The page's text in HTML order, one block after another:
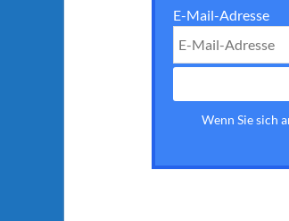
E-Mail-Adresse
Wenn Sie sich